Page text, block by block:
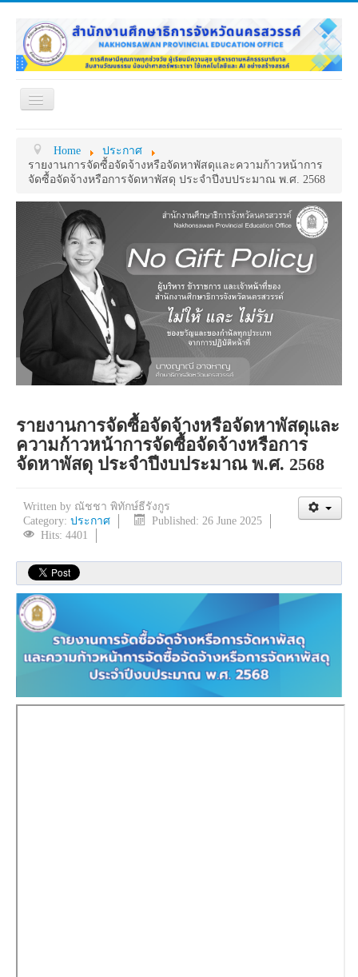
Toggle
หน่วยงานภายใน
MY OFFICE
ดาวน์โหลด
กระดาน ถาม-ตอบ
ข้อมูลการติดต่อ
Home
ประกาศ
รายงานการจัดซื้อจัดจ้างหรือจัดหาพัสดุและความก้าวหน้าการ
จัดซื้อจัดจ้างหรือการจัดหาพัสดุ ประจำปีงบประมาณ พ.ศ. 2568
รายงานการจัดซื้อจัดจ้างหรือจัดหาพัสดุและ
ความก้าวหน้าการจัดซื้อจัดจ้างหรือการ
จัดหาพัสดุ ประจำปีงบประมาณ พ.ศ. 2568
Written by ณัชชา พิทักษ์ธีรังกูร
Category: ประกาศ
Published: 26 June 2025
Hits: 4401